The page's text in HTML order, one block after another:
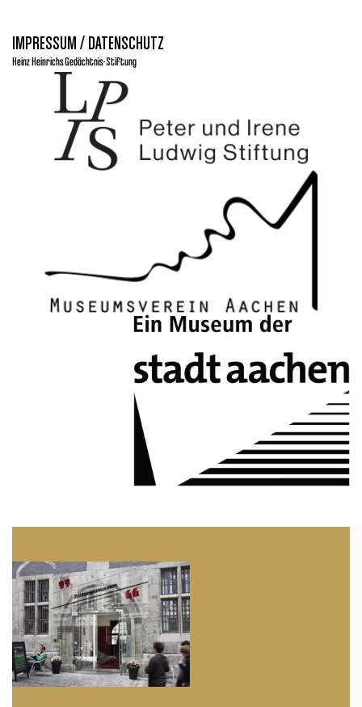
IMPRESSUM / DATENSCHUTZ
Heinz Heinrichs Gedächtnis-Stiftung